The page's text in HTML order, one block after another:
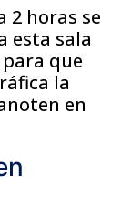
2 horas se
esta sala
que
la
en